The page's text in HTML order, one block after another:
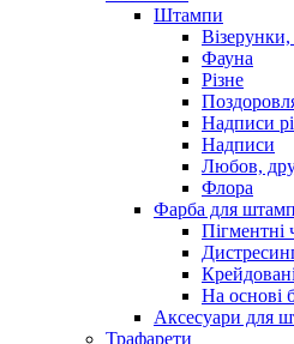
Штампи
Фауна
Різне
Надписи
Надписи
Любов,
Флора
Фарба для
Пігментні
На основі
Аксесуари для
Трафарети